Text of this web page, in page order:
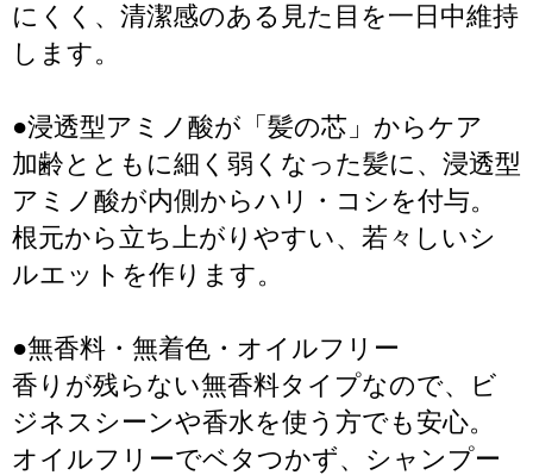
にくく、清潔感のある見た目を一日中維持
します。
●浸透型アミノ酸が「髪の芯」からケア
加齢とともに細く弱くなった髪に、浸透型
アミノ酸が内側からハリ・コシを付与。
根元から立ち上がりやすい、若々しいシ
ルエットを作ります。
●無香料・無着色・オイルフリー
香りが残らない無香料タイプなので、ビ
ジネスシーンや香水を使う方でも安心。
オイルフリーでベタつかず、シャンプー